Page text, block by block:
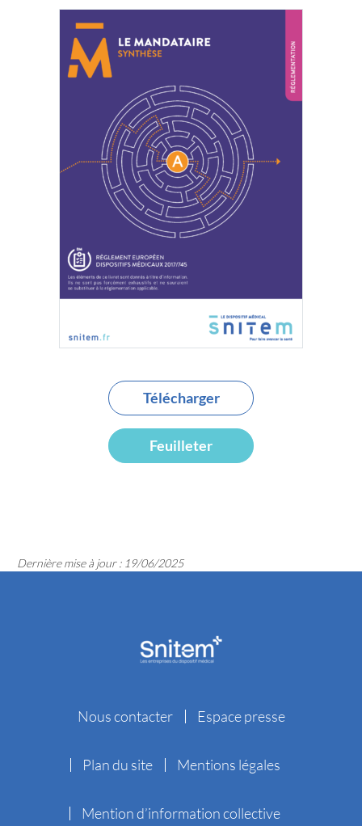
Télécharger
Feuilleter
Dernière mise à jour : 19/06/2025
Nous contacter Espace presse
Plan du site Mentions légales
Mention d’information collective